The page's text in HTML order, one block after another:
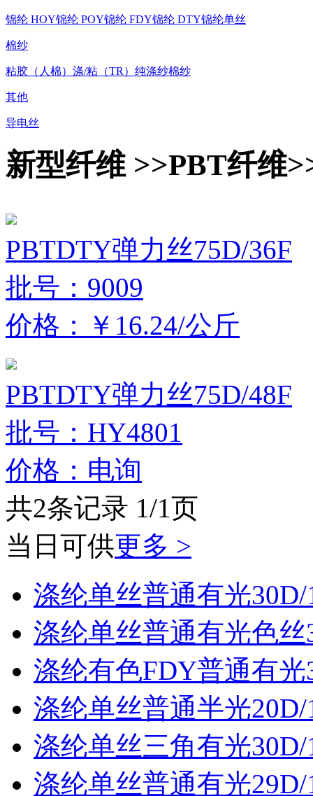
锦纶 HOY锦纶 POY锦纶 FDY锦纶 DTY锦纶单丝
棉纱
粘胶（人棉） 涤/粘（TR） 纯涤纱棉纱
其他
导电丝
新型纤维 >>PBT纤维
PBTDTY弹力丝75D/36F
批号：9009
价格：￥16.24/公斤
PBTDTY弹力丝75D/48F
批号：HY4801
价格：电询
共2条记录 1/1页
当日可供更多 >
涤纶单丝普通有光30D/
涤纶单丝普通有光色丝
涤纶有色FDY普通有光
涤纶单丝普通半光20D/
涤纶单丝三角有光30D/
涤纶单丝普通有光29D/